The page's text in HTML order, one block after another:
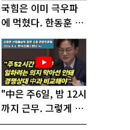
국힘은 이미 극우파
에 먹혔다. 한동훈 창
당이 답!
"中은 주6일, 밤 12시
까지 근무. 그렇게 일
해서 어떻게 경쟁하